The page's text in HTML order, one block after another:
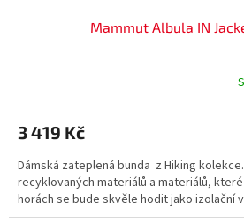
Mammut Albula IN
3 419 Kč
Dámská zateplená bunda z Hiking
recyklovaných materiálů a materiálů,
horách se bude skvěle hodit jako izolační